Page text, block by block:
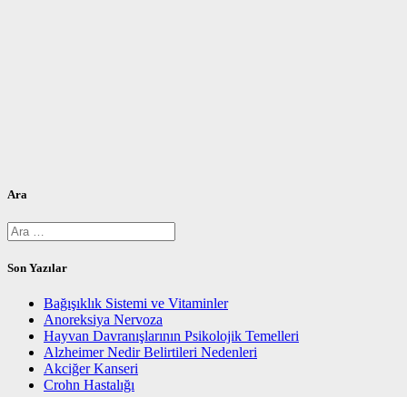
Ara
Arama:
Son Yazılar
Bağışıklık Sistemi ve Vitaminler
Anoreksiya Nervoza
Hayvan Davranışlarının Psikolojik Temelleri
Alzheimer Nedir Belirtileri Nedenleri
Akciğer Kanseri
Crohn Hastalığı